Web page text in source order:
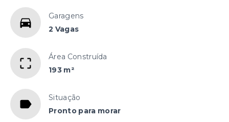
Garagens
2 Vagas
Área Construída
193 m²
Situação
Pronto para morar